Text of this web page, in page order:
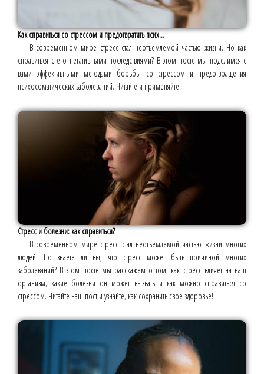
Как справиться со стрессом и предотвратить псих...
В современном мире стресс стал неотъемлемой частью жизни. Но как
справиться с его негативными последствиями? В этом посте мы поделимся с
вами эффективными методами борьбы со стрессом и предотвращения
психосоматических заболеваний. Читайте и применяйте!
Стресс и болезни: как справиться?
В современном мире стресс стал неотъемлемой частью жизни многих
людей. Но знаете ли вы, что стресс может быть причиной многих
заболеваний? В этом посте мы расскажем о том, как стресс влияет на наш
организм, какие болезни он может вызвать и как можно справиться со
стрессом. Читайте наш пост и узнайте, как сохранить своё здоровье!